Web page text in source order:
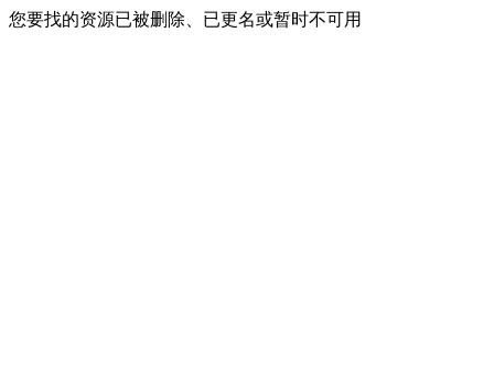
您要找的资源已被删除、已更名或暂时不可用